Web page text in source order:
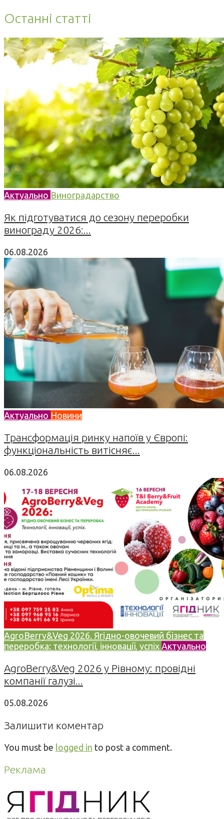
Останні статті
Актуально Виноградарство
Як підготуватися до сезону переробки
винограду 2026:...
06.08.2026
Актуально Новини
Трансформація ринку напоїв у Європі:
функціональність витісняє...
06.08.2026
AgroBerry&Veg 2026. Ягідно-овочевий бізнес та
переробка: технології, інновації, успіх Актуально
AgroBerry&Veg 2026 у Рівному: провідні
компанії галузі...
05.08.2026
Залишити коментар
You must be logged in to post a comment.
Реклама